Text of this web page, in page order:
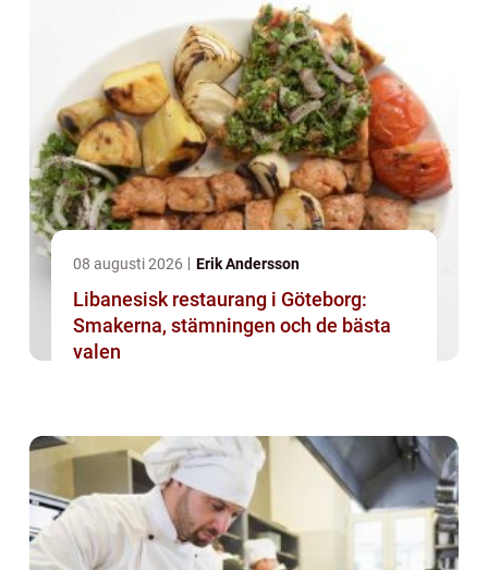
08 augusti 2026 Erik Andersson
Libanesisk restaurang i Göteborg:
Smakerna, stämningen och de bästa
valen